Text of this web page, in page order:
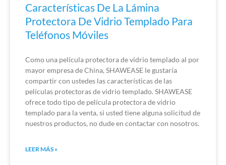
Características De La Lámina
Protectora De Vidrio Templado Para
Teléfonos Móviles
Como una película protectora de vidrio templado al por
mayor empresa de China, SHAWEASE le gustaría
compartir con ustedes las características de las
películas protectoras de vidrio templado. SHAWEASE
ofrece todo tipo de película protectora de vidrio
templado para la venta, si usted tiene alguna solicitud de
nuestros productos, no dude en contactar con nosotros.
LEER MÁS »